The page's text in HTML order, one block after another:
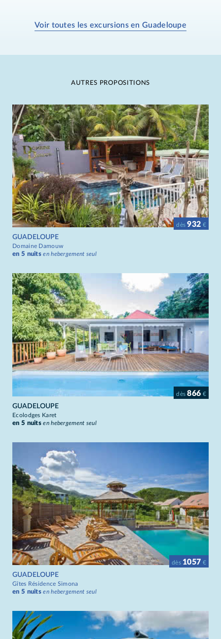
Voir toutes les excursions en Guadeloupe
AUTRES PROPOSITIONS
dès932 €
GUADELOUPE
Domaine Damouw
en 5 nuitsen hebergement seul
dès866 €
GUADELOUPE
Ecolodges Karet
en 5 nuitsen hebergement seul
dès 1057 €
GUADELOUPE
Gîtes Résidence Simona
en 5 nuitsen hebergement seul